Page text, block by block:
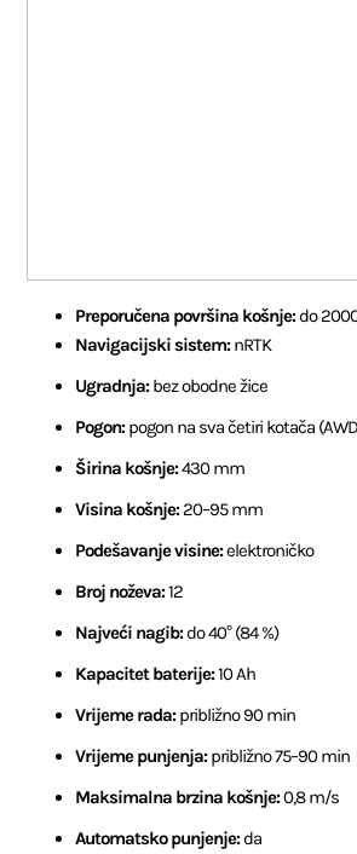
Preporučena površina košnje:do
Navigacijski sistem:nRTK
Ugradnja:bez obodne žice
Pogon:pogon na sva četiri kotača
Širina košnje:430 mm
Visina košnje:20–95 mm
Podešavanje visine:elektroničko
Broj noževa:12
Najveći nagib:do 40° (84 %)
Kapacitet baterije:10 Ah
Vrijeme rada:približno 90 min
Vrijeme punjenja:približno 75–90 min
Maksimalna brzina košnje:0,8 m/s
Automatsko punjenje:da